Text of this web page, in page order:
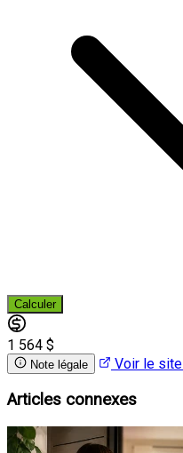
Calculer
1 564 $
Note légale Voir le site
Articles connexes